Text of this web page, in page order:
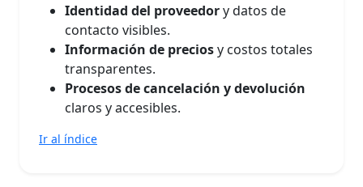
Identidad del proveedory datos de
contacto visibles.
Información de preciosy costos totales
transparentes.
Procesos de cancelación y devolución
claros y accesibles.
Ir al índice